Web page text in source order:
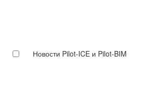
Новости Pilot-ICE и Pilot-BIM